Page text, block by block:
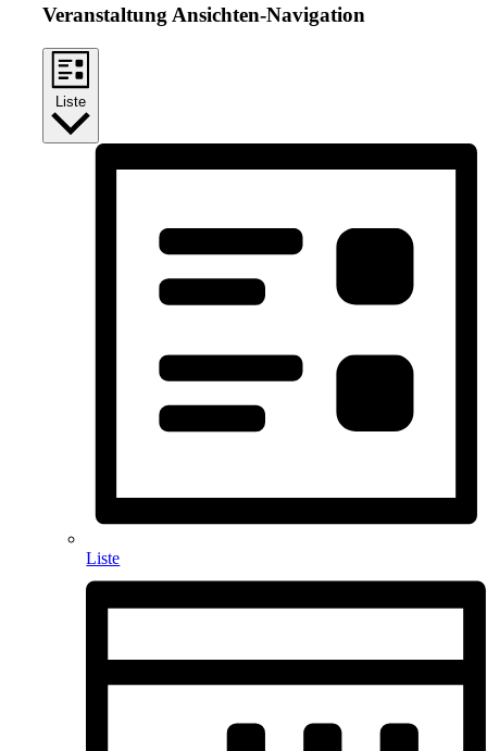
Veranstaltung Ansichten-Navigation
Liste
Liste